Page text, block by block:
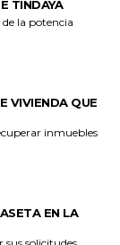
TINDAYA
la potencia
VIVIENDA QUE
inmuebles
EN LA